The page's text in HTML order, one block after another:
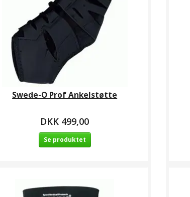
Swede-O Prof Ankelstøtte
DKK 499,00
Se produktet